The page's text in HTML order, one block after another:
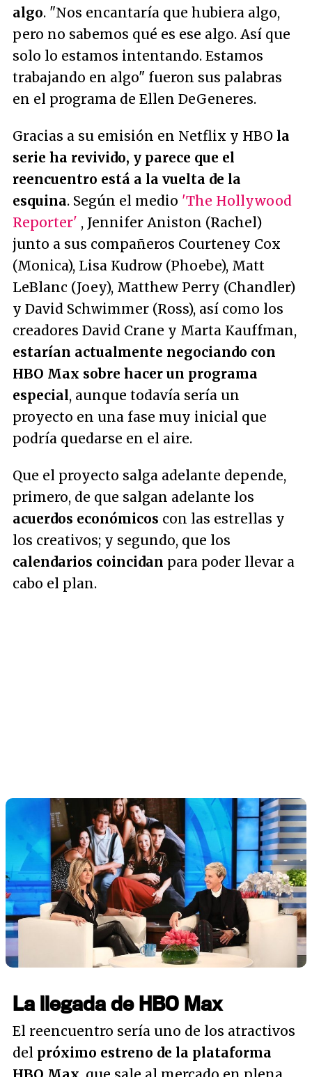
algo. "Nos encantaría que hubiera algo,
pero no sabemos qué es ese algo. Así que
solo lo estamos intentando. Estamos
trabajando en algo" fueron sus palabras
en el programa de Ellen DeGeneres.
Gracias a su emisión en Netflix y HBO la
serie ha revivido, y parece que el
reencuentro está a la vuelta de la
esquina. Según el medio 'The Hollywood
Reporter' , Jennifer Aniston (Rachel)
junto a sus compañeros Courteney Cox
(Monica), Lisa Kudrow (Phoebe), Matt
LeBlanc (Joey), Matthew Perry (Chandler)
y David Schwimmer (Ross), así como los
creadores David Crane y Marta Kauffman,
estarían actualmente negociando con
HBO Max sobre hacer un programa
especial, aunque todavía sería un
proyecto en una fase muy inicial que
podría quedarse en el aire.
Que el proyecto salga adelante depende,
primero, de que salgan adelante los
acuerdos económicos con las estrellas y
los creativos; y segundo, que los
calendarios coincidan para poder llevar a
cabo el plan.
La llegada de HBO Max
El reencuentro sería uno de los atractivos
del próximo estreno de la plataforma